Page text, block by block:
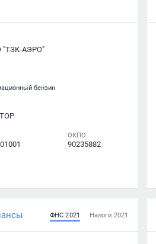
АЭРО"
бензин
ОКПО
90235882
ФНС 2021 Налоги 2021